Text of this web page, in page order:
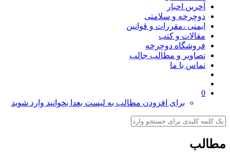
آخرین اخبار
دوچرخه و سلامتی
ایمنی ،مقررات و قوانین
مقالات و کتب
فروشگاه دوچرخه
تصاویر و مطالب جالب
تماس با ما
0
برای افزودن مطالب به لیست بعدا بخوانید وارد شوید
مطالب